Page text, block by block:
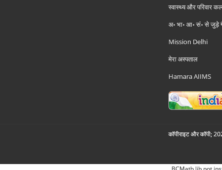
स्वास्थ्य और परिवार
अ॰ भा॰ आ॰ सं॰ से जुड़े
Mission Delhi
मेरा अस्पताल
Hamara AIIMS
कॉपीराइट और कॉपी;